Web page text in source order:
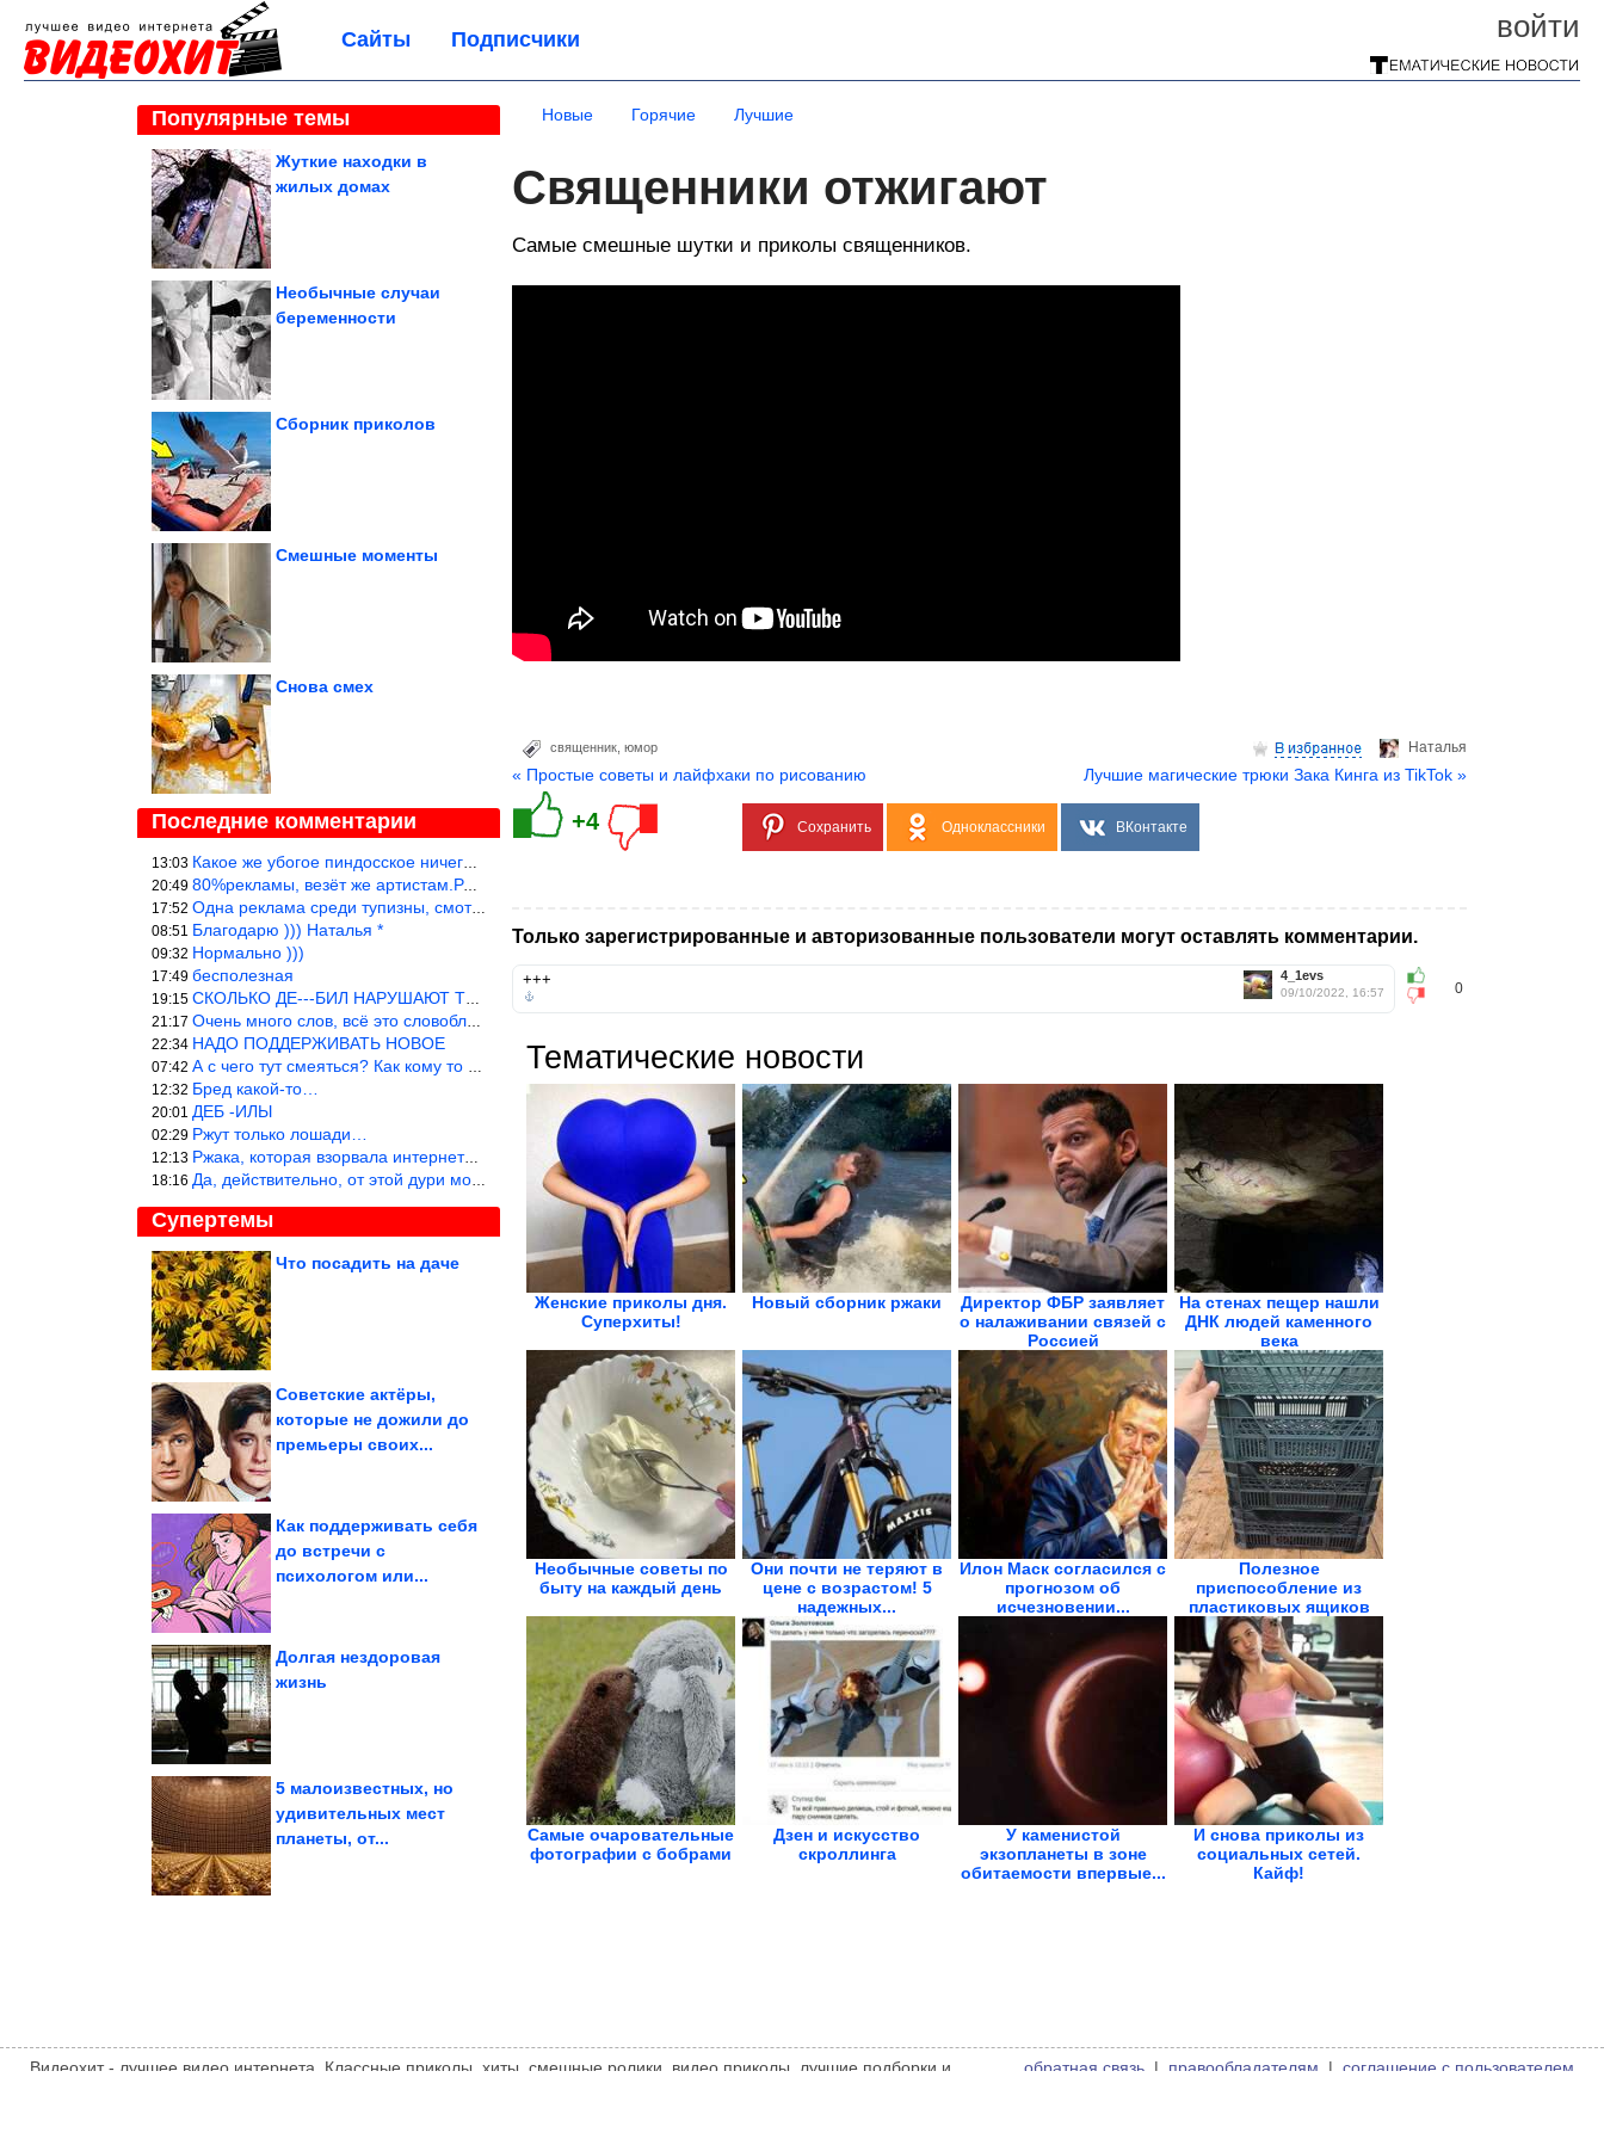
войти
Сайты Подписчики
Популярные темы
Жуткие находки в
жилых домах
Необычные случаи
беременности
Сборник приколов
Смешные моменты
Снова смех
Последние комментарии
13:03 Какое же убогое пиндосское ничего. Наташ, и не стыдно такую фигн
20:49 80%рекламы, везёт же артистам.Режиссёры, сценаристы вы где или к
17:52 Одна реклама среди тупизны, смотреть невозможно.
08:51 Благодарю ))) Наталья *
09:32 Нормально )))
17:49 бесполезная
19:15 СКОЛЬКО ДЕ---БИЛ НАРУШАЮТ ТЕХНИКУ БЕЗОПАСНОСТИ
21:17 Очень много слов, всё это словоблудие можно было уложить в 1 мин
22:34 НАДО ПОДДЕРЖИВАТЬ НОВОЕ
07:42 А с чего тут смеяться? Как кому то больно? Не смешно.
12:32 Бред какой-то…
20:01 ДЕБ -ИЛЫ
02:29 Ржут только лошади…
12:13 Ржака, которая взорвала интернет? Нет, количество рекламы выводи
18:16 Да, действительно, от этой дури можно ржать до слёз.
Супертемы
Что посадить на даче
Топ-3 самых плохих
Советские актёры,
которые не дожили до
премьеры своих...
Милая вещица из
Как поддерживать себя
до встречи с
психологом или...
Долгая нездоровая
жизнь
Забавные котейки
5 малоизвестных, но
удивительных мест
планеты, от...
cменить главу
Новые Горячие Лучшие
Священники отжигают
Самые смешные шутки и приколы священников.
Hаталья
священник юмор
« Простые советы и лайфхаки по рисованию Лучшие магические трюки Зака Кинга из TikTok »
+4 Сохранить Одноклассники ВКонтакте
Только зарегистрированные и авторизованные пользователи могут оставлять комментарии.
0
4_1evs
09/10/2022, 16:57
+++
Тематические новости
Женские приколы дня.
Суперхиты!
Новый сборник ржаки
Директор ФБР заявляет
о налаживании связей с
Россией
На стенах пещер нашли
ДНК людей каменного
века
Необычные советы по
быту на каждый день
Они почти не теряют в
цене с возрастом! 5
надежных...
Илон Маск согласился с
прогнозом об
исчезновении...
Полезное
приспособление из
пластиковых ящиков
Самые очаровательные
фотографии с бобрами
Дзен и искусство
скроллинга
У каменистой
экзопланеты в зоне
обитаемости впервые...
И снова приколы из
социальных сетей.
Кайф!
Видеохит - лучшее видео интернета. Классные приколы, хиты, смешные ролики, видео приколы, лучшие подборки и
обратная связь | правообладателям | соглашение с пользователем